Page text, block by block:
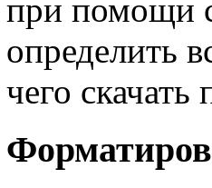
при помощи
определить
чего